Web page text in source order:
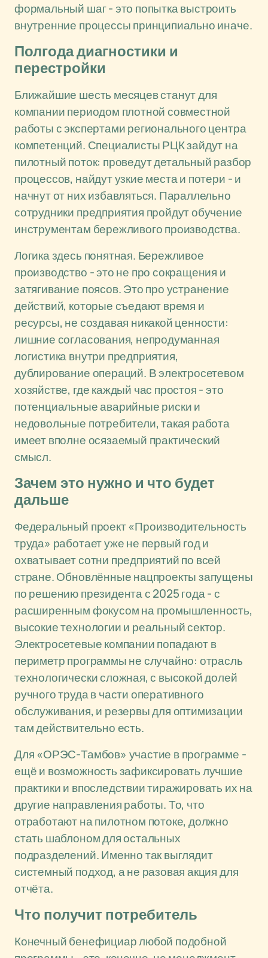
формальный шаг - это попытка выстроить
внутренние процессы принципиально иначе.
Полгода диагностики и
перестройки
Ближайшие шесть месяцев станут для
компании периодом плотной совместной
работы с экспертами регионального центра
компетенций. Специалисты РЦК зайдут на
пилотный поток: проведут детальный разбор
процессов, найдут узкие места и потери - и
начнут от них избавляться. Параллельно
сотрудники предприятия пройдут обучение
инструментам бережливого производства.
Логика здесь понятная. Бережливое
производство - это не про сокращения и
затягивание поясов. Это про устранение
действий, которые съедают время и
ресурсы, не создавая никакой ценности:
лишние согласования, непродуманная
логистика внутри предприятия,
дублирование операций. В электросетевом
хозяйстве, где каждый час простоя - это
потенциальные аварийные риски и
недовольные потребители, такая работа
имеет вполне осязаемый практический
смысл.
Зачем это нужно и что будет
дальше
Федеральный проект «Производительность
труда» работает уже не первый год и
охватывает сотни предприятий по всей
стране. Обновлённые нацпроекты запущены
по решению президента с 2025 года - с
расширенным фокусом на промышленность,
высокие технологии и реальный сектор.
Электросетевые компании попадают в
периметр программы не случайно: отрасль
технологически сложная, с высокой долей
ручного труда в части оперативного
обслуживания, и резервы для оптимизации
там действительно есть.
Для «ОРЭС-Тамбов» участие в программе -
ещё и возможность зафиксировать лучшие
практики и впоследствии тиражировать их на
другие направления работы. То, что
отработают на пилотном потоке, должно
стать шаблоном для остальных
подразделений. Именно так выглядит
системный подход, а не разовая акция для
отчёта.
Что получит потребитель
Конечный бенефициар любой подобной